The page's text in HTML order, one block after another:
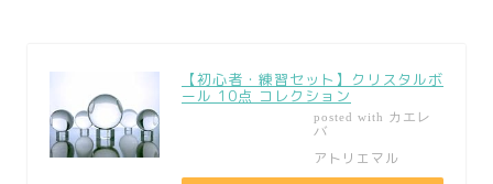
【初心者・練習セット】クリスタルボ
ール 10点 コレクション
posted with カエレ
バ
アトリエマル